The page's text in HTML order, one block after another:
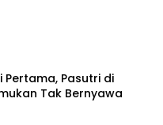
Pertama, Pasutri di
Tak Bernyawa